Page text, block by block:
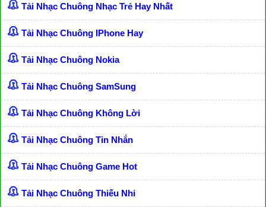
Tải Nhạc Chuông Nhạc Trẻ Hay Nhất
Tải Nhạc Chuông IPhone Hay
Tải Nhạc Chuông Nokia
Tải Nhạc Chuông SamSung
Tải Nhạc Chuông Không Lời
Tải Nhạc Chuông Tin Nhắn
Tải Nhạc Chuông Game Hot
Tải Nhạc Chuông Thiếu Nhi